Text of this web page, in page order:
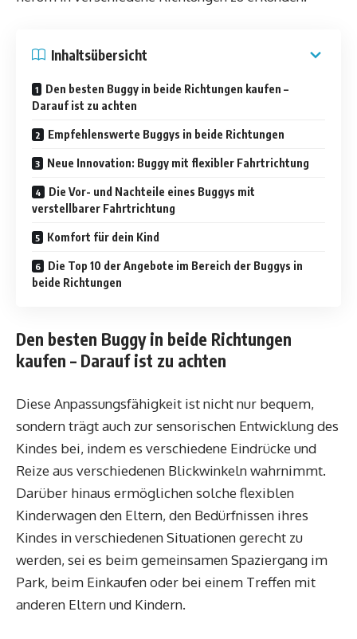
Inhaltsübersicht
Den besten Buggy in beide Richtungen kaufen –
Darauf ist zu achten
Empfehlenswerte Buggys in beide Richtungen
Neue Innovation: Buggy mit flexibler Fahrtrichtung
Die Vor- und Nachteile eines Buggys mit
verstellbarer Fahrtrichtung
Komfort für dein Kind
Die Top 10 der Angebote im Bereich der Buggys in
beide Richtungen
Den besten Buggy in beide Richtungen
kaufen – Darauf ist zu achten
Diese Anpassungsfähigkeit ist nicht nur bequem,
sondern trägt auch zur sensorischen Entwicklung des
Kindes bei, indem es verschiedene Eindrücke und
Reize aus verschiedenen Blickwinkeln wahrnimmt.
Darüber hinaus ermöglichen solche flexiblen
Kinderwagen den Eltern, den Bedürfnissen ihres
Kindes in verschiedenen Situationen gerecht zu
werden, sei es beim gemeinsamen Spaziergang im
Park, beim Einkaufen oder bei einem Treffen mit
anderen Eltern und Kindern.